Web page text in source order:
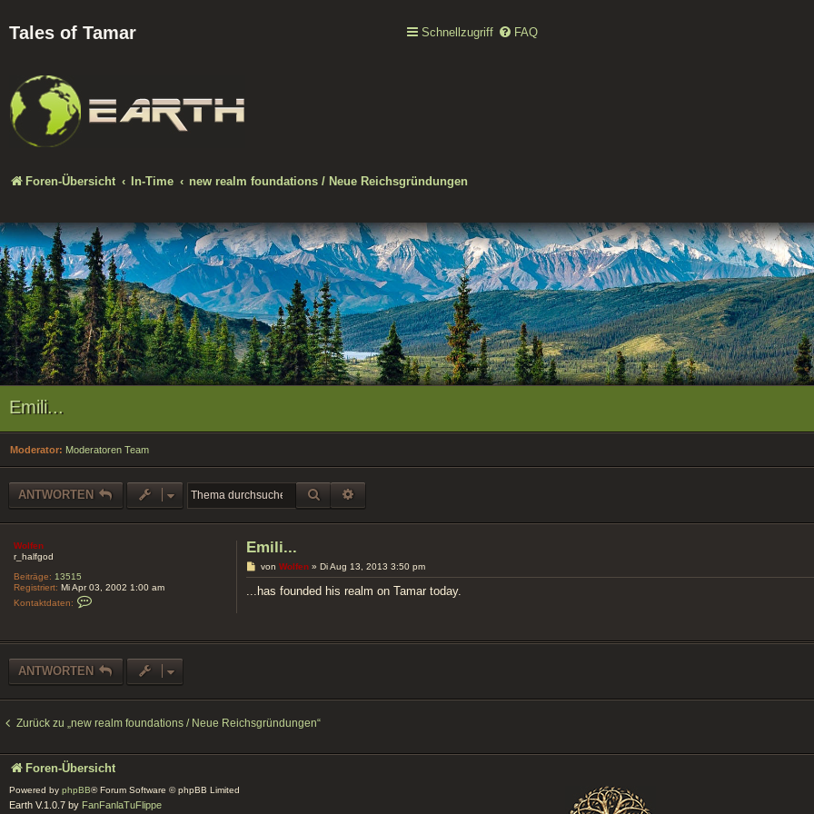
Tales of Tamar Schnellzugriff FAQ
Foren-Übersicht In-Time new realm foundations / Neue Reichsgründungen
Emili...
Moderator: Moderatoren Team
ANTWORTEN SUCHE
Wolfen
r_halfgod
Beiträge: 13515
Registriert: Mi Apr 03, 2002 1:00 am
Kontaktdaten:
a
t
d
a
v
o
f
e
Emili...
B
e
i
t
von Wolfen» Di Aug 13, 2013 3:50 pm
...has founded his realm on Tamar today.
ANTWORTEN
Zurück zu „new realm foundations / Neue Reichsgründungen“
Foren-Übersicht
Powered by phpBB® Forum Software © phpBB Limited
Earth V.1.0.7 by FanFanlaTuFlippe